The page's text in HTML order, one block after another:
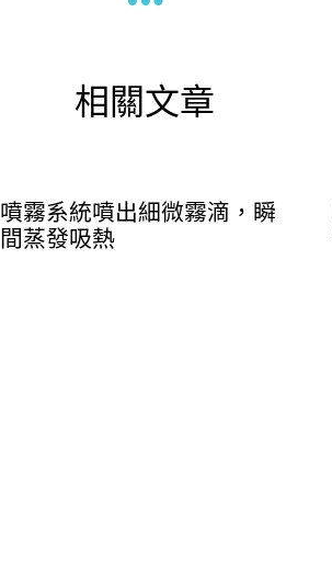
相關文章
噴霧系統噴出細微霧滴，瞬
間蒸發吸熱